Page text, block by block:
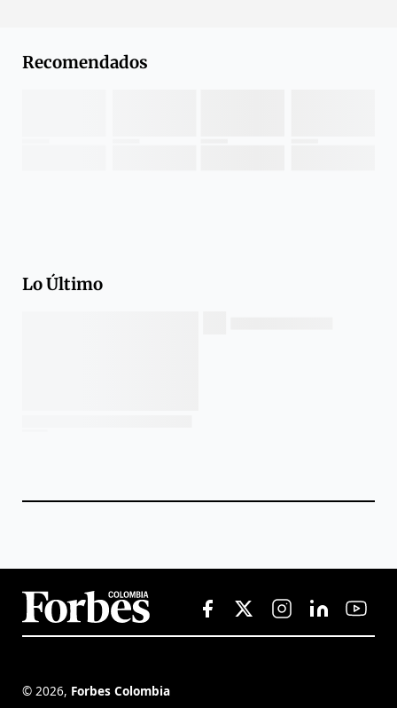
Recomendados
Lo Último
© 2026, Forbes Colombia